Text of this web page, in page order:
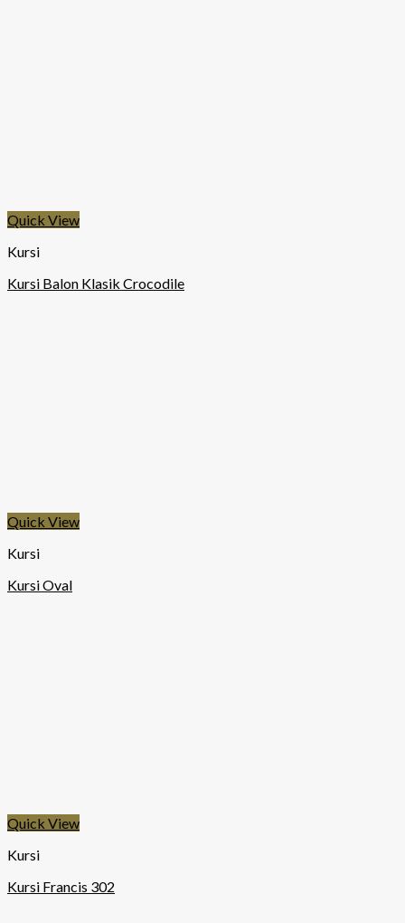
Quick View
Kursi
Kursi Balon Klasik Crocodile
Quick View
Kursi
Kursi Oval
Quick View
Kursi
Kursi Francis 302